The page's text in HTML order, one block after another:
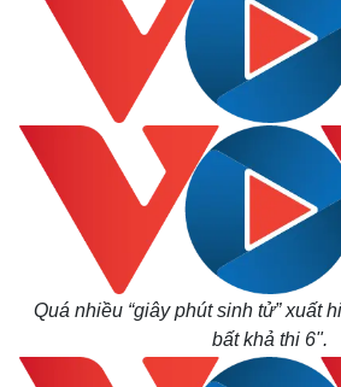
Quá nhiều “giây phút sinh tử” xuất
bất khả thi 6".